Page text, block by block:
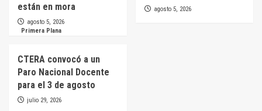
están en mora
agosto 5, 2026
agosto 5, 2026
Primera Plana
CTERA convocó a un
Paro Nacional Docente
para el 3 de agosto
julio 29, 2026